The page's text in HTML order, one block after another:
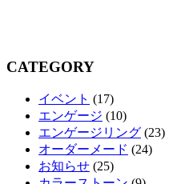
CATEGORY
イベント (17)
エンゲージ (10)
エンゲージリング (23)
オーダーメード (24)
お知らせ (25)